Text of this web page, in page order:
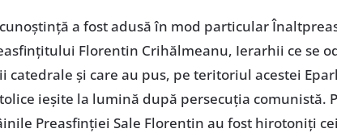
a fost adusă în mod particular
Florentin Crihălmeanu, Ierarhii ce se
catedrale și care au pus, pe teritoriul acestei
ieșite la lumină după persecuția comunistă.
Preasfinției Sale Florentin au fost hirotoniți